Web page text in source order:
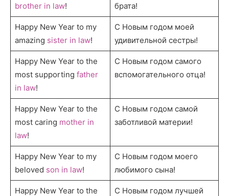
brother in law!
брата!
Happy New Year to my
amazing sister in law!
С Новым годом моей
удивительной сестры!
Happy New Year to the
most supporting father
in law!
С Новым годом самого
вспомогательного отца!
Happy New Year to the
most caring mother in
law!
С Новым годом самой
заботливой материи!
Happy New Year to my
beloved son in law!
С Новым годом моего
любимого сына!
Happy New Year to the
С Новым годом лучшей